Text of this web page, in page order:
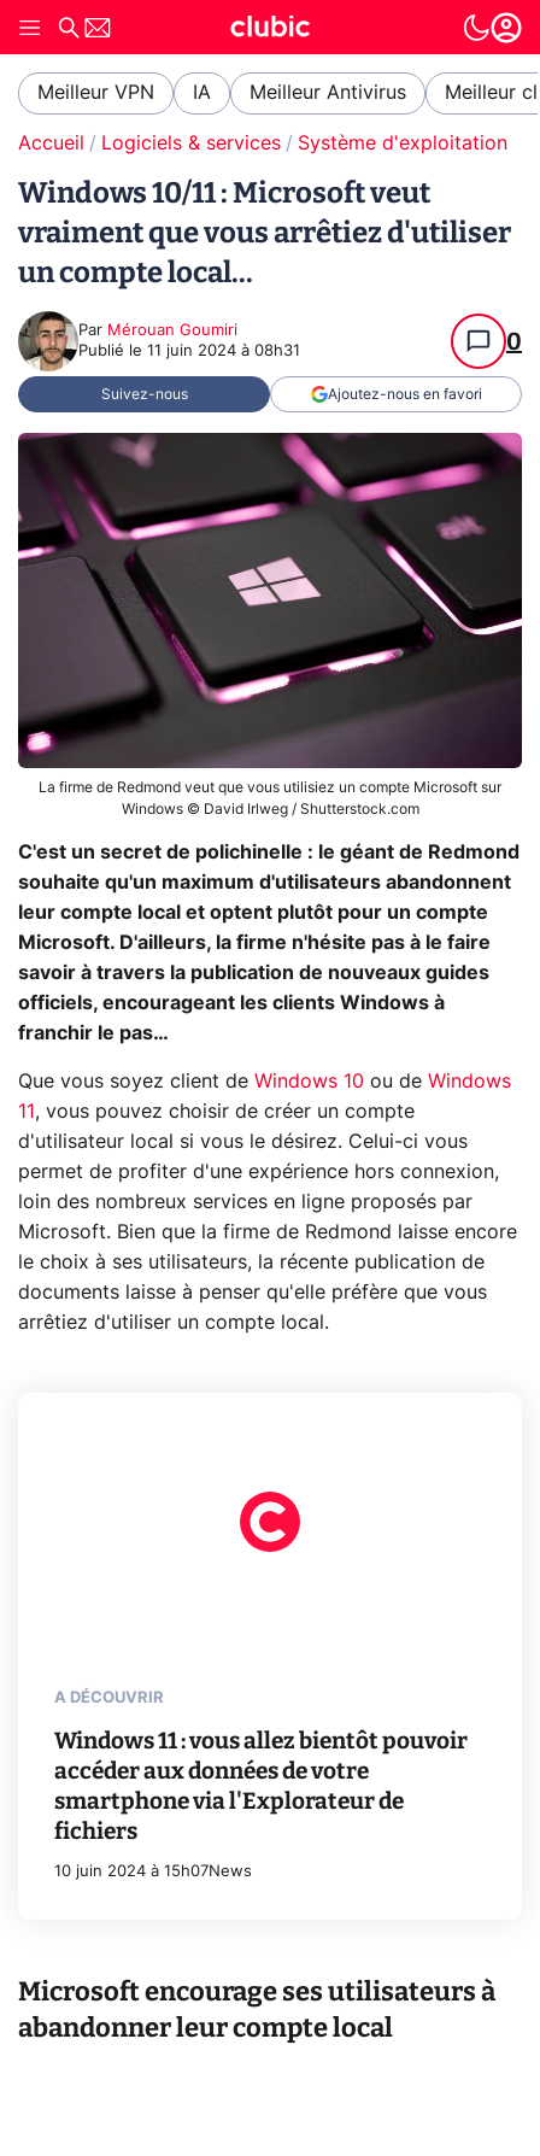
Meilleur VPN IA Meilleur Antivirus Meilleur
Accueil Logiciels & services Système d'exploitation
Windows 10/11 : Microsoft veut
vraiment que vous arrêtiez d'utiliser
un compte local...
Par Mérouan Goumiri
Publié le 11 juin 2024 à 08h31 0
Suivez-nous Ajoutez-nous en favori
La firme de Redmond veut que vous utilisiez un compte Microsoft sur
Windows © David Irlweg / Shutterstock.com
C'est un secret de polichinelle : le géant de Redmond
souhaite qu'un maximum d'utilisateurs abandonnent
leur compte local et optent plutôt pour un compte
Microsoft. D'ailleurs, la firme n'hésite pas à le faire
savoir à travers la publication de nouveaux guides
officiels, encourageant les clients Windows à
franchir le pas…
Que vous soyez client de Windows 10 ou de Windows
11 , vous pouvez choisir de créer un compte
d'utilisateur local si vous le désirez. Celui-ci vous
permet de profiter d'une expérience hors connexion,
loin des nombreux services en ligne proposés par
Microsoft. Bien que la firme de Redmond laisse encore
le choix à ses utilisateurs, la récente publication de
documents laisse à penser qu'elle préfère que vous
arrêtiez d'utiliser un compte local.
A DÉCOUVRIR
Windows 11 : vous allez bientôt pouvoir
accéder aux données de votre
smartphone via l'Explorateur de
fichiers
10 juin 2024 à 15h07News
Microsoft encourage ses utilisateurs à
abandonner leur compte local